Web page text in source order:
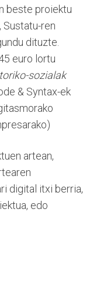
beste proiektu
Sustatu-ren
dituzte.
euro lortu
sozialak
& Syntax-ek
artean,
digital itxi berria,
edo